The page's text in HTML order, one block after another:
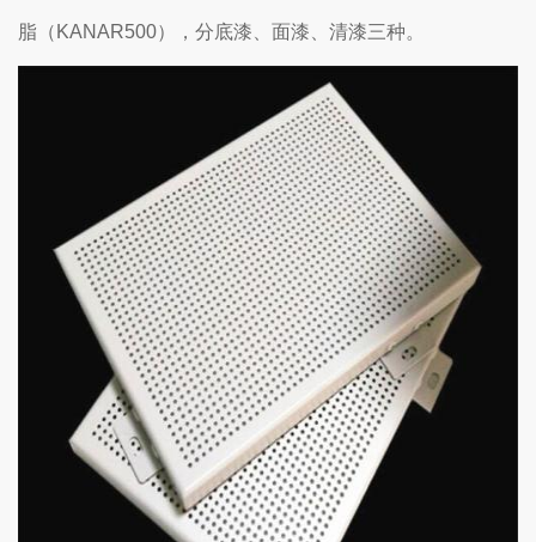
脂（KANAR500），分底漆、面漆、清漆三种。